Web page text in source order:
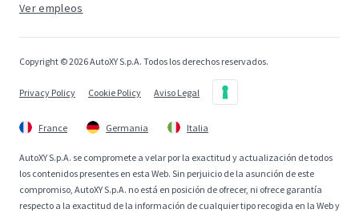
Ver empleos
Copyright © 2026 AutoXY S.p.A. Todos los derechos reservados.
Privacy Policy Cookie Policy Aviso Legal
France Germania Italia
AutoXY S.p.A. se compromete a velar por la exactitud y actualización de todos
los contenidos presentes en esta Web. Sin perjuicio de la asunción de este
compromiso, AutoXY S.p.A. no está en posición de ofrecer, ni ofrece garantía
respecto a la exactitud de la información de cualquier tipo recogida en la Web y